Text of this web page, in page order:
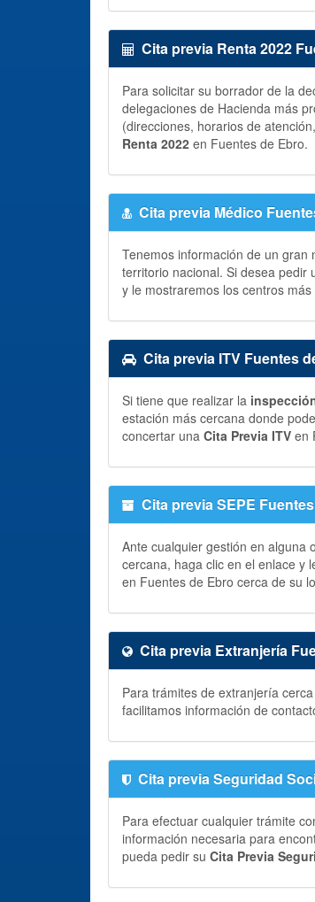
Cita previa Renta 2022
Para solicitar su borrador de la
delegaciones de Hacienda más
(direcciones, horarios de
Renta 2022 en Fuentes de Ebro.
Cita previa Médico
Tenemos información de un
territorio nacional. Si desea pedir
y le mostraremos los centros
Cita previa ITV Fuentes
Si tiene que realizar la
estación más cercana donde
concertar una Cita Previa ITV en
Cita previa SEPE
Ante cualquier gestión en alguna
cercana, haga clic en el enlace y
en Fuentes de Ebro cerca de su
Cita previa Extranjería
Para trámites de extranjería
facilitamos información de
Cita previa Seguridad
Para efectuar cualquier trámite
información necesaria para
pueda pedir su Cita Previa